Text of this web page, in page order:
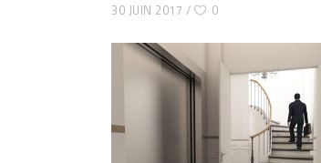
30 JUIN 2017 0